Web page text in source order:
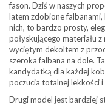
fason. Dziś w naszych
latem zdobione
nich, to bardzo prosty,
połyskującego materiału
wyciętym dekoltem z
szeroka falbana na dole.
kandydatką dla każdej
poczucia totalnej lekkości
Drugi model jest bardziej